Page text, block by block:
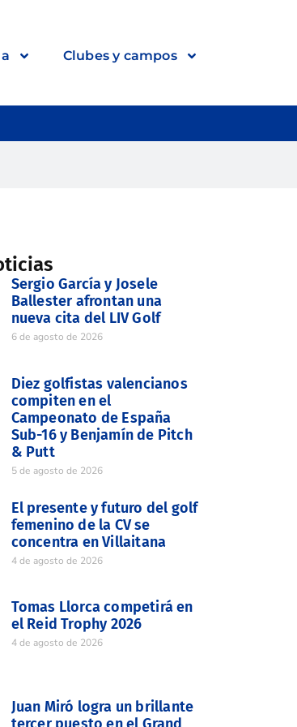
Clubes y campos
Sergio García y Josele
Ballester afrontan una
nueva cita del LIV Golf
6 de agosto de 2026
Diez golfistas valencianos
compiten en el
Campeonato de España
Sub-16 y Benjamín de Pitch
& Putt
5 de agosto de 2026
El presente y futuro del golf
femenino de la CV se
concentra en Villaitana
4 de agosto de 2026
Tomas Llorca competirá en
el Reid Trophy 2026
4 de agosto de 2026
Juan Miró logra un brillante